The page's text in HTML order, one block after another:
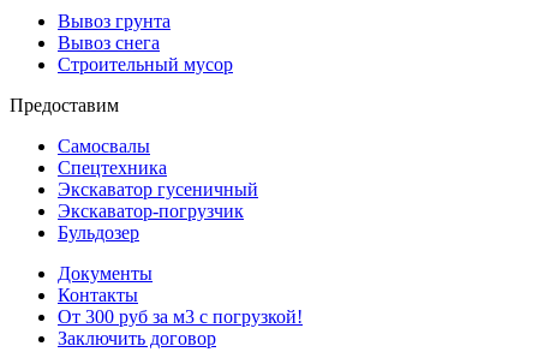
Вывоз грунта
Вывоз снега
Строительный мусор
Предоставим
Самосвалы
Спецтехника
Экскаватор гусеничный
Экскаватор-погрузчик
Бульдозер
Документы
Контакты
От 300 руб за м3 с погрузкой!
Заключить договор